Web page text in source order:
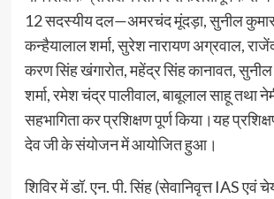
12 सदस्यीय दल—अमरचंद मूंदड़ा, सुनील
कन्हैयालाल शर्मा, सुरेश नारायण अग्रवाल,
करण सिंह खंगारोत, महेंद्र सिंह कानावत, सुनील
शर्मा, रमेश चंद्र पालीवाल, बाबूलाल साहू तथा
सहभागिता कर प्रशिक्षण पूर्ण किया।यह
देव जी के संयोजन में आयोजित हुआ।
शिविर में डॉ. एन. पी. सिंह (सेवानिवृत्त IAS एवं